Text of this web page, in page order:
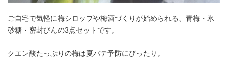
ご自宅で気軽に梅シロップや梅酒づくりが始められる、青梅・氷
砂糖・密封びんの3点セットです。
クエン酸たっぷりの梅は夏バテ予防にぴったり。